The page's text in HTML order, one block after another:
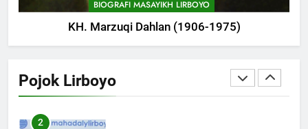
BIOGRAFI MASAYIKH LIRBOYO
KH. Marzuqi Dahlan (1906-1975)
Pojok Lirboyo
Mudir Aam Ma’had Aly
Sampaikan Pentingnya
Mempelajari Ilmu Hadis Dalam
3